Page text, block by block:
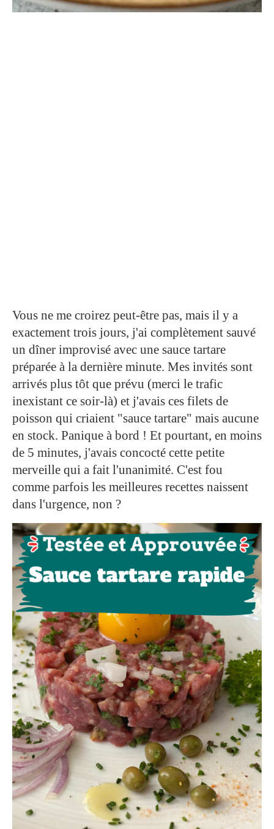
Vous ne me croirez peut-être pas, mais il y a
exactement trois jours, j'ai complètement sauvé
un dîner improvisé avec une sauce tartare
préparée à la dernière minute. Mes invités sont
arrivés plus tôt que prévu (merci le trafic
inexistant ce soir-là) et j'avais ces filets de
poisson qui criaient "sauce tartare" mais aucune
en stock. Panique à bord ! Et pourtant, en moins
de 5 minutes, j'avais concocté cette petite
merveille qui a fait l'unanimité. C'est fou
comme parfois les meilleures recettes naissent
dans l'urgence, non ?